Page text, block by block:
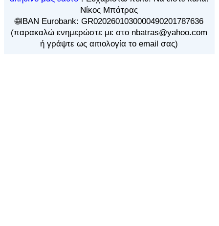
Νίκος Μπάτρας
🌐IBAN Eurobank: GR0202601030000490201787636
(παρακαλώ ενημερώστε με στο nbatras@yahoo.com
ή γράψτε ως αιτιολογία το email σας)